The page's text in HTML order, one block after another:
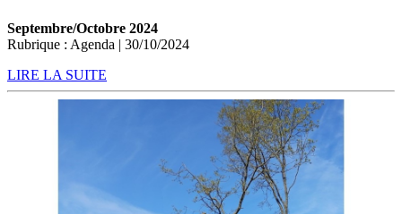
Septembre/Octobre 2024
Rubrique : Agenda | 30/10/2024
LIRE LA SUITE